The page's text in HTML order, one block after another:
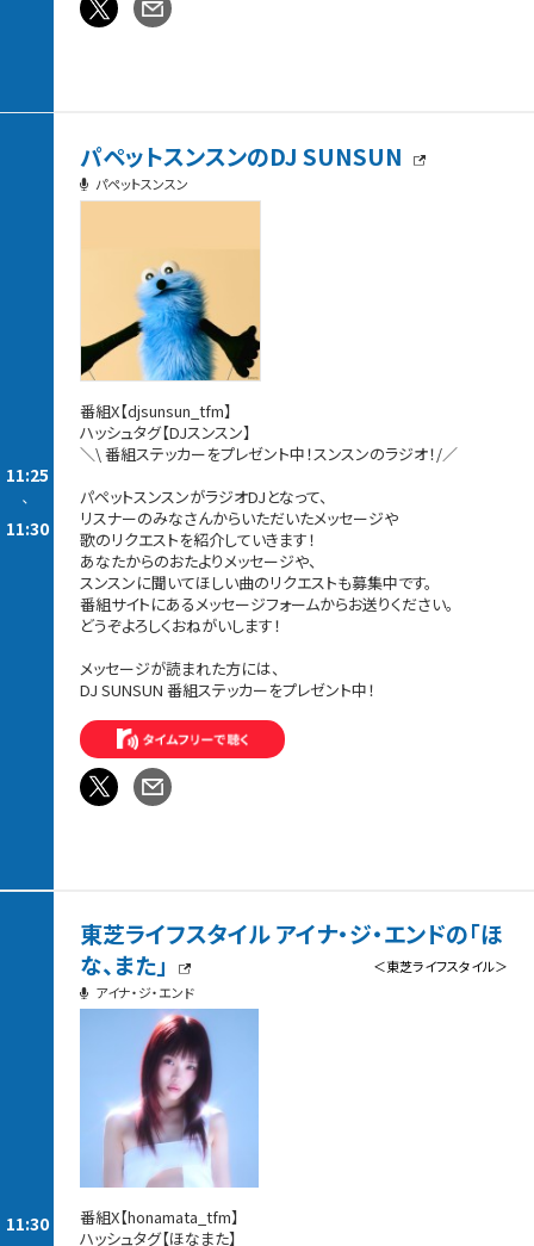
Xハッシュタグは「#ココキク」
Xアカウントは「@kokokiku_tfm」
11:25
-
11:30
パペットスンスンのDJ SUNSUN
パペットスンスン
番組X【djsunsun_tfm】
ハッシュタグ【DJスンスン】
＼\ 番組ステッカーをプレゼント中！スンスンのラジオ！/／
パペットスンスンがラジオDJとなって、
リスナーのみなさんからいただいたメッセージや
歌のリクエストを紹介していきます！
あなたからのおたよりメッセージや、
スンスンに聞いてほしい曲のリクエストも募集中です。
番組サイトにあるメッセージフォームからお送りください。
どうぞよろしくおねがいします！
メッセージが読まれた方には、
DJ SUNSUN 番組ステッカーをプレゼント中！
11:30
東芝ライフスタイル アイナ・ジ・エンドの「ほ
な、また」
＜東芝ライフスタイル＞
アイナ・ジ・エンド
番組X【honamata_tfm】
ハッシュタグ【ほなまた】